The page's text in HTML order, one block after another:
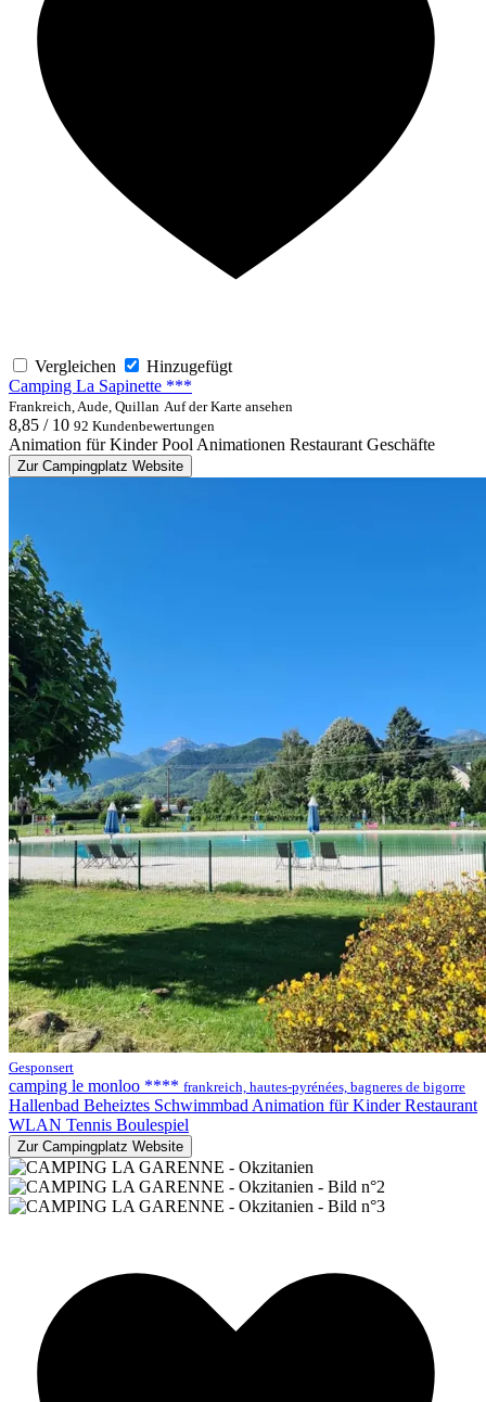
Vergleichen
Hinzugefügt
Camping La Sapinette ***
Frankreich, Aude, Quillan Auf der Karte ansehen
8,85 / 10 92 Kundenbewertungen
Animation für Kinder PoolAnimationen Restaurant Geschäfte
Zur Campingplatz Website
Gesponsert
camping le monloo **** frankreich, hautes-pyrénées, bagneres de bigorre
Hallenbad Beheiztes SchwimmbadAnimation für KinderRestaurant
WLAN Tennis Boulespiel
Zur Campingplatz Website